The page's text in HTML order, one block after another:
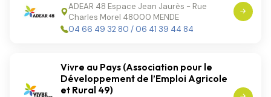
ADEAR 48 Espace Jean Jaurès - Rue
Charles Morel 48000 MENDE
04 66 49 32 80 / 06 41 39 44 84
Vivre au Pays (Association pour le
Développement de l’Emploi Agricole
et Rural 49)